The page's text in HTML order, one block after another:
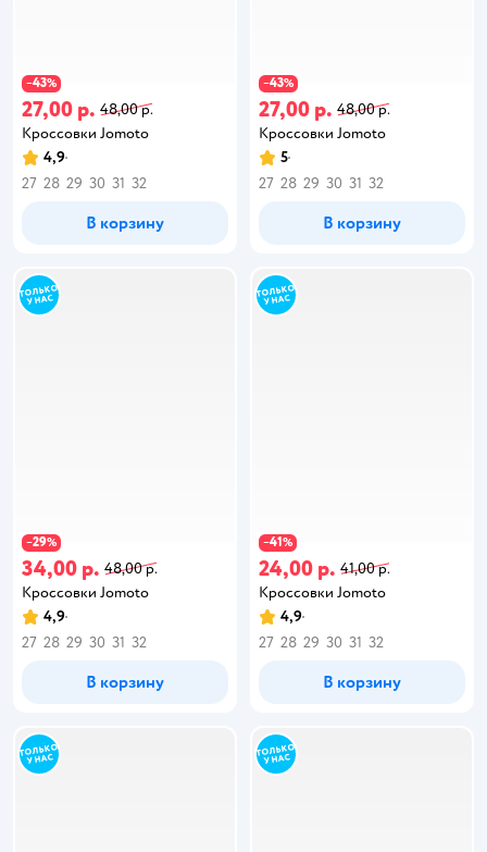
−43%
27,00 р. 48,00 р.
Кроссовки Jomoto
4,9
27 28 29 30 31 32
В корзину
−43%
27,00 р. 48,00 р.
Кроссовки Jomoto
5
27 28 29 30 31 32
В корзину
−29%
34,00 р. 48,00 р.
Кроссовки Jomoto
4,9
27 28 29 30 31 32
В корзину
−41%
24,00 р. 41,00 р.
Кроссовки Jomoto
4,9
27 28 29 30 31 32
В корзину